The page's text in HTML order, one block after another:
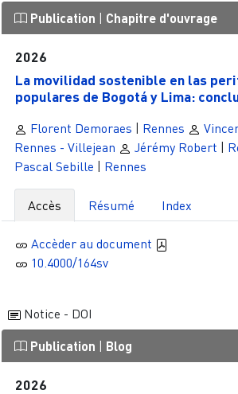
Publication | Chapitre d'ouvrage
2026
La movilidad sostenible en las
populares de Bogotá y Lima:
Florent Demoraes Rennes
Rennes - Villejean
Jérémy Robert
Pascal Sebille
Rennes
Accès Résumé Index
Accèder au document
10.4000/164sv
Notice - DOI
Publication Blog
2026